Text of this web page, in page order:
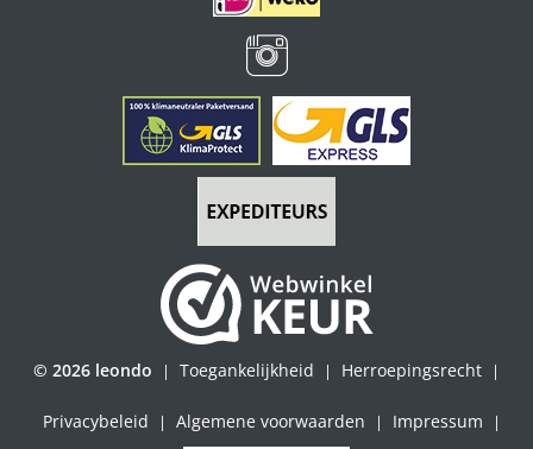
© 2026 leondo | Toegankelijkheid | Herroepingsrecht |
Privacybeleid | Algemene voorwaarden | Impressum |